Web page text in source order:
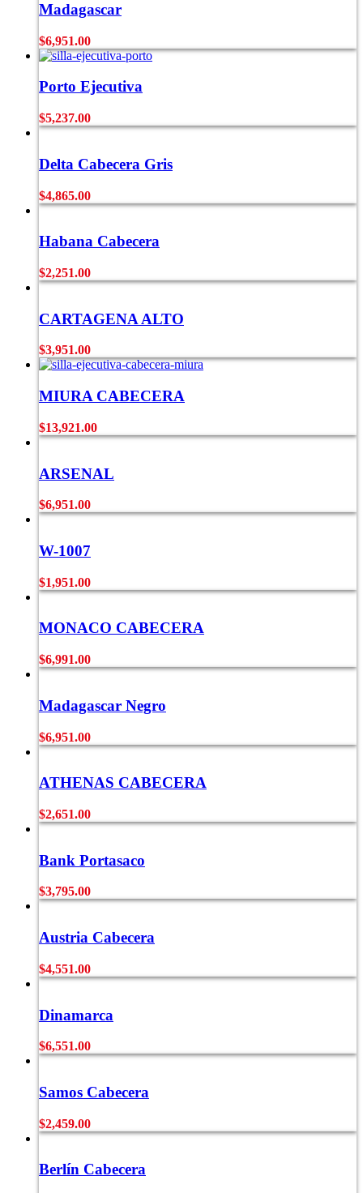
Madagascar
$6,951.00
Porto Ejecutiva
$5,237.00
Delta Cabecera Gris
$4,865.00
Habana Cabecera
$2,251.00
CARTAGENA ALTO
$3,951.00
MIURA CABECERA
$13,921.00
ARSENAL
$6,951.00
W-1007
$1,951.00
MONACO CABECERA
$6,991.00
Madagascar Negro
$6,951.00
ATHENAS CABECERA
$2,651.00
Bank Portasaco
$3,795.00
Austria Cabecera
$4,551.00
Dinamarca
$6,551.00
Samos Cabecera
$2,459.00
Berlín Cabecera